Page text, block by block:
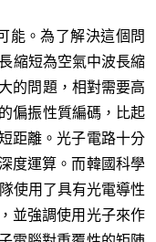
能。為了解決這個問
縮短為空氣中波長縮
的問題，相對需要高
偏振性質編碼，比起
距離。光子電路十分
度運算。而韓國科學
使用了具有光電導性
並強調使用光子來作